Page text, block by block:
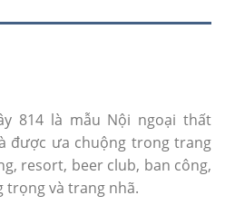
814 là mẫu Nội ngoại thất
được ưa chuộng trong trang
resort, beer club, ban công,
trọng và trang nhã.